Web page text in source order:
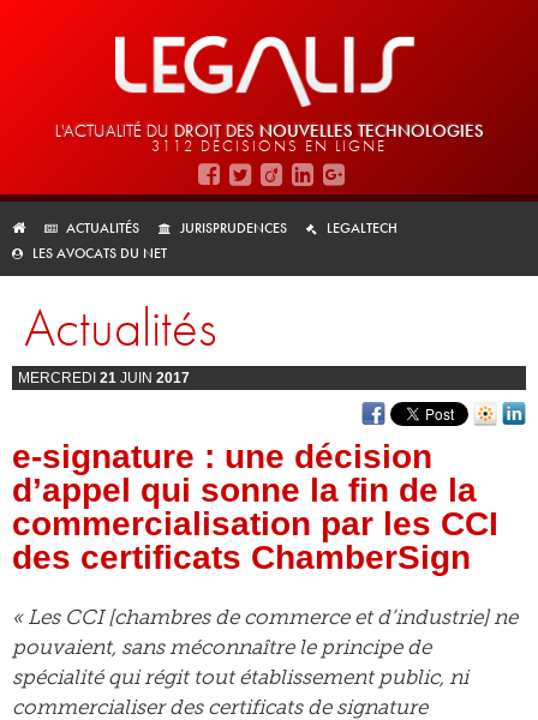
L'ACTUALITÉ DU DROIT DES NOUVELLES TECHNOLOGIES
3112 DÉCISIONS EN LIGNE
ACTUALITÉS JURISPRUDENCES
LEGALTECH
LES AVOCATS DU NET
Actualités
MERCREDI 21 JUIN 2017
e-signature : une décision
d’appel qui sonne la fin de la
commercialisation par les CCI
des certificats ChamberSign
« Les CCI [chambres de commerce et d’industrie] ne
pouvaient, sans méconnaître le principe de
spécialité qui régit tout établissement public, ni
commercialiser des certificats de signature